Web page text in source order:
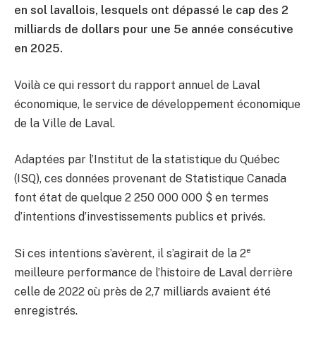
en sol lavallois, lesquels ont dépassé le cap des 2
milliards de dollars pour une 5e année consécutive
en 2025.
Voilà ce qui ressort du rapport annuel de Laval
économique, le service de développement économique
de la Ville de Laval.
Adaptées par l’Institut de la statistique du Québec
(ISQ), ces données provenant de Statistique Canada
font état de quelque 2 250 000 000 $ en termes
d’intentions d’investissements publics et privés.
Si ces intentions s’avèrent, il s’agirait de la 2e
meilleure performance de l’histoire de Laval derrière
celle de 2022 où près de 2,7 milliards avaient été
enregistrés.